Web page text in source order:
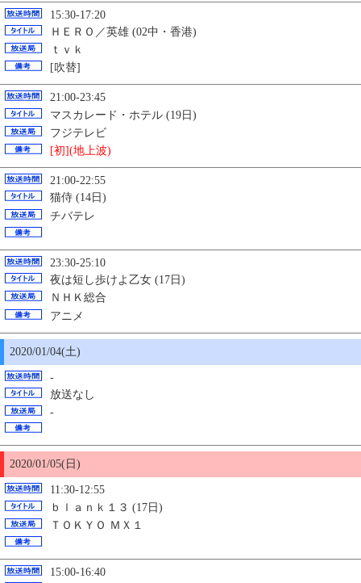
15:30-17:20
ＨＥＲＯ／英雄 (02中・香港)
ｔｖｋ
[吹替]
21:00-23:45
マスカレード・ホテル (19日)
フジテレビ
[初](地上波)
21:00-22:55
猫侍 (14日)
チバテレ
23:30-25:10
夜は短し歩けよ乙女 (17日)
ＮＨＫ総合
アニメ
2020/01/04(土)
-
放送なし
-
2020/01/05(日)
11:30-12:55
ｂｌａｎｋ１３ (17日)
ＴＯＫＹＯ ＭＸ１
15:00-16:40